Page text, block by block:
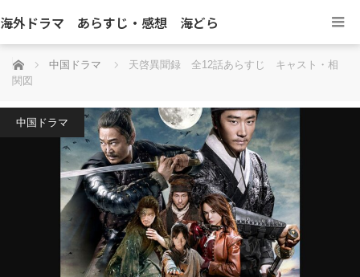
海外ドラマ あらすじ・感想 海どら
ホーム 中国ドラマ
天啓異聞録 全12話あらすじ キャスト・相
関図
中国ドラマ